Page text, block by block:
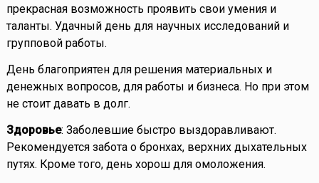
прекрасная возможность проявить свои умения и
таланты. Удачный день для научных исследований и
групповой работы.
День благоприятен для решения материальных и
денежных вопросов, для работы и бизнеса. Но при этом
не стоит давать в долг.
Здоровье: Заболевшие быстро выздоравливают.
Рекомендуется забота о бронхах, верхних дыхательных
путях. Кроме того, день хорош для омоложения.